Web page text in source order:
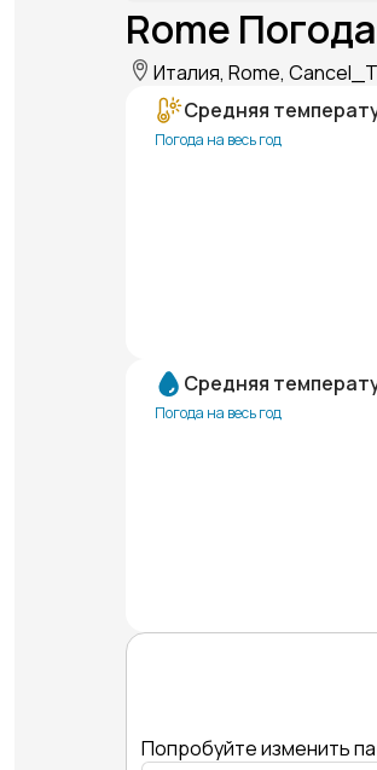
Rome
Италия, Rome,
Средняя
Погода на весь год
Средняя
Погода на весь год
Попробуйте изменить